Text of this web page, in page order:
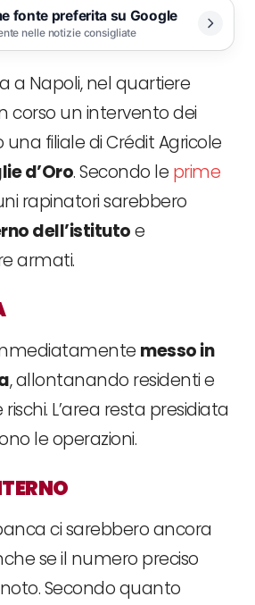
fonte preferita su Google
nelle notizie consigliate
a Napoli, nel quartiere
corso un intervento dei
una filiale di Crédit Agricole
d’Oro. Secondo le prime
rapinatori sarebbero
dell’istitutoe
armati.
messo in
, allontanando residenti e
L’area resta presidiata
le operazioni.
ci sarebbero ancora
se il numero preciso
Secondo quanto